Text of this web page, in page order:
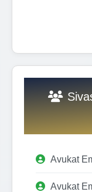
Avukat
Avukat